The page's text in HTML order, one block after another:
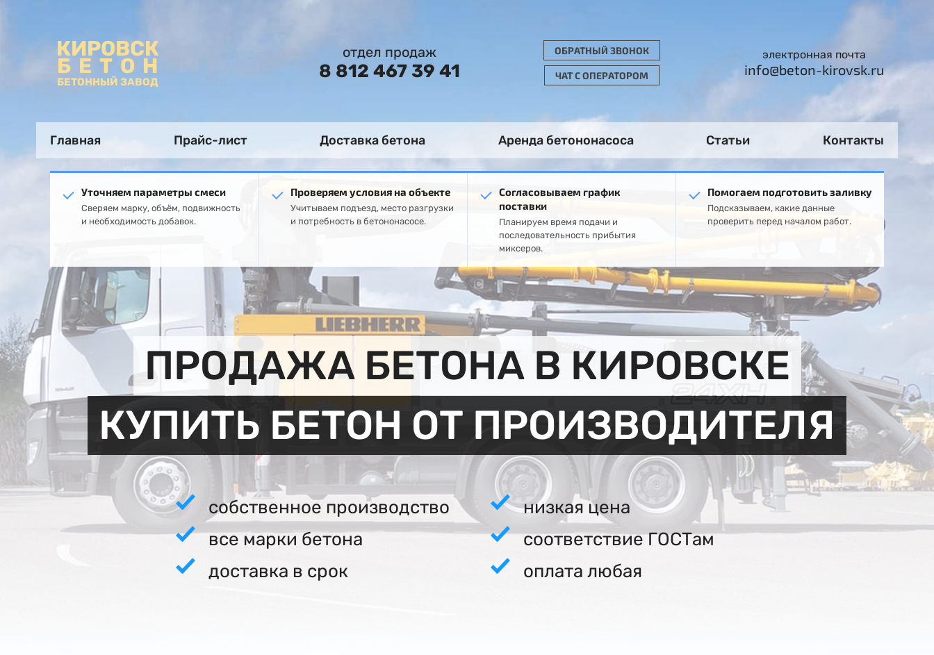
КИРОВСК
БЕТОН
БЕТОННЫЙ ЗАВОД
отдел продаж
8 812 467 39 41
ОБРАТНЫЙ ЗВОНОК
ЧАТ С ОПЕРАТОРОМ
электронная почта
info@beton-kirovsk.ru
Главная Прайс-лист Доставка бетона Аренда бетононасоса Статьи Контакты
Уточняем параметры смеси
Сверяем марку, объём, подвижность
и необходимость добавок.
Проверяем условия на объекте
Учитываем подъезд, место разгрузки
и потребность в бетононасосе.
Согласовываем график
поставки
Планируем время подачи и
последовательность прибытия
миксеров.
Помогаем подготовить заливку
Подсказываем, какие данные
проверить перед началом работ.
ПРОДАЖА БЕТОНА В КИРОВСКЕ
КУПИТЬ БЕТОН ОТ ПРОИЗВОДИТЕЛЯ
собственное производство
низкая цена
все марки бетона
соответствие ГОСТам
доставка в срок
оплата любая